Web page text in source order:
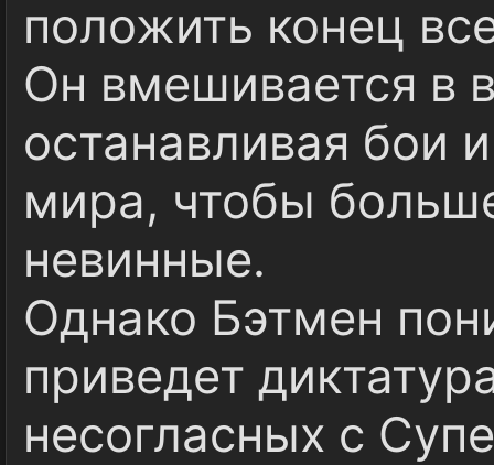
положить конец
Он вмешивается в
останавливая бои
мира, чтобы
невинные.
Однако Бэтмен
приведет
несогласных с